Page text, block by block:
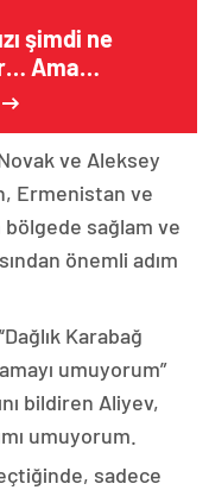
şimdi ne
Ama
tek
yok!
ve Aleksey
Ermenistan ve
bölgede sağlam ve
önemli adım
Karabağ
umuyorum”
bildiren Aliyev,
umuyorum.
sadece